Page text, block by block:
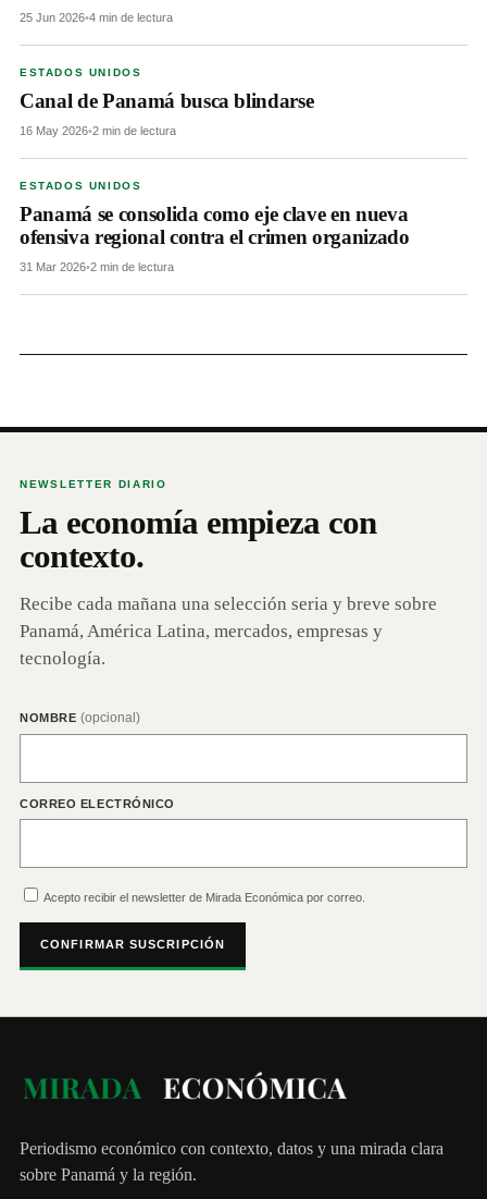
25 Jun 2026•4 min de lectura
ESTADOS UNIDOS
Canal de Panamá busca blindarse
16 May 2026•2 min de lectura
ESTADOS UNIDOS
Panamá se consolida como eje clave en nueva
ofensiva regional contra el crimen organizado
31 Mar 2026•2 min de lectura
NEWSLETTER DIARIO
La economía empieza con
contexto.
Recibe cada mañana una selección seria y breve sobre
Panamá, América Latina, mercados, empresas y
tecnología.
NOMBRE (opcional)
CORREO ELECTRÓNICO
Acepto recibir el newsletter de Mirada Económica por correo.
CONFIRMAR SUSCRIPCIÓN
Periodismo económico con contexto, datos y una mirada clara
sobre Panamá y la región.